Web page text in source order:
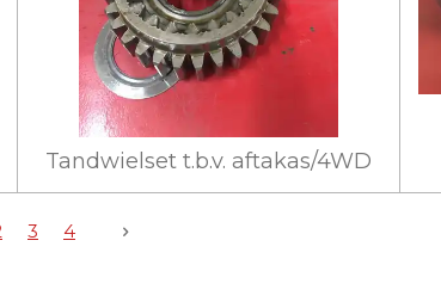
Tandwielset t.b.v. aftakas/4WD
3 4